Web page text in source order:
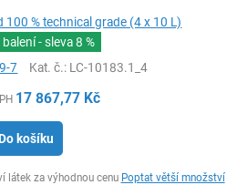
100 % technical grade (4 x 10 L)
balení - sleva8 %
7 Kat. č.: LC-10183.1_4
17 867,77 Kč
košíku
látek za výhodnou cenu Poptat větší množství